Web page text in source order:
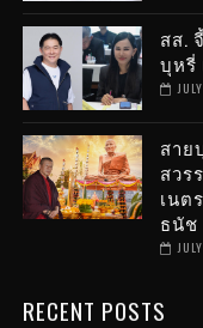
สส.
บุหรี่
สาย
สวร
เนต
ธนัช
RECENT POSTS